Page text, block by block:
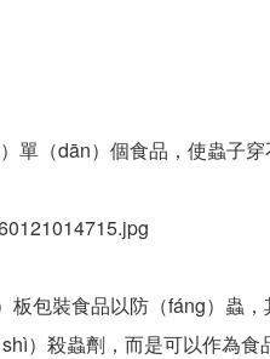
（dān）個食品，使蟲子
包裝食品以防（fáng）蟲，
）殺蟲劑，而是可以作為